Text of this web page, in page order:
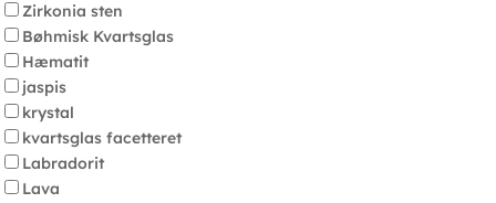
Zirkonia sten
Bøhmisk Kvartsglas
Hæmatit
jaspis
krystal
kvartsglas facetteret
Labradorit
Lava